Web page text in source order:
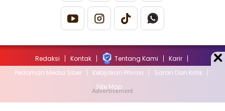
Redaksi Kontak Tentang Kami
Karir
Pedoman Media Siber
Kebijakan Privasi
Saran Dan Kritik
Site Map